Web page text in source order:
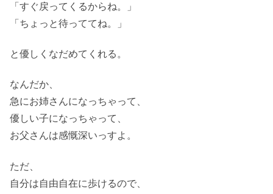
「すぐ戻ってくるからね。」
「ちょっと待っててね。」
と優しくなだめてくれる。
なんだか、
急にお姉さんになっちゃって、
優しい子になっちゃって、
お父さんは感慨深いっすよ。
ただ、
自分は自由自在に歩けるので、